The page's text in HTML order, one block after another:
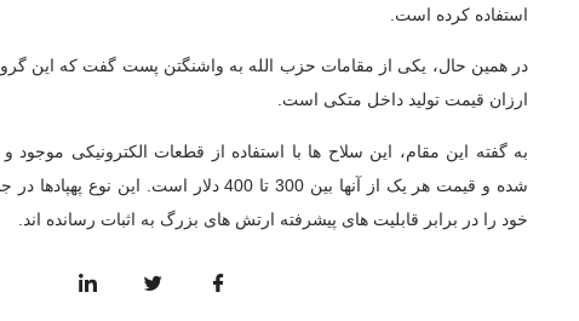
استفاده کرده است.
در همین حال، یکی از مقامات حزب الله به واشنگتن پست گفت که این گروه
ارزان قیمت تولید داخل متکی است.
به گفته این مقام، این سلاح ها با استفاده از قطعات الکترونیکی
شده و قیمت هر یک از آنها بین 300 تا 400 دلار
خود را در برابر قابلیت های پیشرفته ارتش های بزرگ به اثبات رسانده اند.